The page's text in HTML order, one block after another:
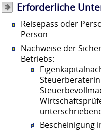
Erforderliche
Reisepass oder
Person
Nachweise der
Betriebs:
Bescheinigung